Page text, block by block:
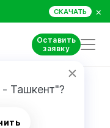
СКАЧАТЬ ×
Оставить
заявку
Ташкент"?